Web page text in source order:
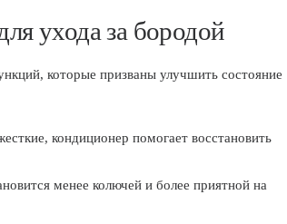
ухода за бородой
которые призваны улучшить состояние
кондиционер помогает восстановить
менее колючей и более приятной на